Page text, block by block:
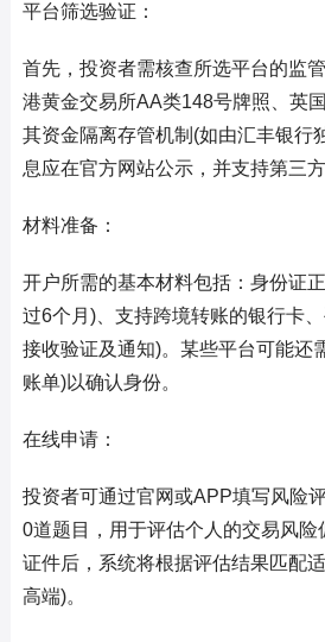
平台筛选验证：
首先，投资者需核查所选平台的监
港黄金交易所AA类148号牌照、英
其资金隔离存管机制(如由汇丰银行
息应在官方网站公示，并支持第三
材料准备：
开户所需的基本材料包括：身份证
过6个月)、支持跨境转账的银行卡
接收验证及通知)。某些平台可能还
账单)以确认身份。
在线申请：
投资者可通过官网或APP填写风险
0道题目，用于评估个人的交易风险
证件后，系统将根据评估结果匹配
高端)。